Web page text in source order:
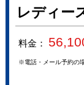
レディー
料金：
※電話・メール予約の